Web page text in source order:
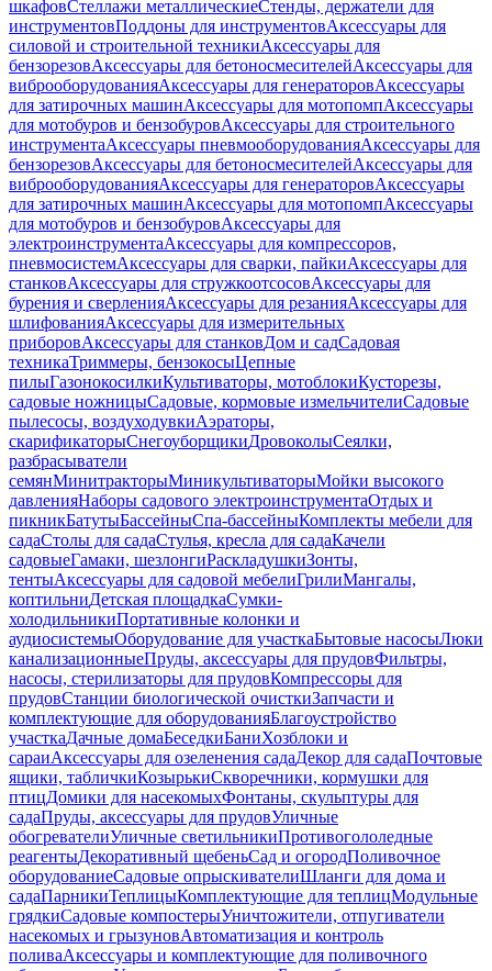
шкафовСтеллажи металлическиеСтенды, держатели для
инструментовПоддоны для инструментовАксессуары для
силовой и строительной техникиАксессуары для
бензорезовАксессуары для бетоносмесителейАксессуары для
виброоборудованияАксессуары для генераторовАксессуары
для затирочных машинАксессуары для мотопомпАксессуары
для мотобуров и бензобуровАксессуары для строительного
инструментаАксессуары пневмооборудованияАксессуары для
бензорезовАксессуары для бетоносмесителейАксессуары для
виброоборудованияАксессуары для генераторовАксессуары
для затирочных машинАксессуары для мотопомпАксессуары
для мотобуров и бензобуровАксессуары для
электроинструментаАксессуары для компрессоров,
пневмосистемАксессуары для сварки, пайкиАксессуары для
станковАксессуары для стружкоотсосовАксессуары для
бурения и сверленияАксессуары для резанияАксессуары для
шлифованияАксессуары для измерительных
приборовАксессуары для станковДом и садСадовая
техникаТриммеры, бензокосыЦепные
пилыГазонокосилкиКультиваторы, мотоблокиКусторезы,
садовые ножницыСадовые, кормовые измельчителиСадовые
пылесосы, воздуходувкиАэраторы,
скарификаторыСнегоуборщикиДровоколыСеялки,
разбрасыватели
семянМинитракторыМиникультиваторыМойки высокого
давленияНаборы садового электроинструментаОтдых и
пикникБатутыБассейныСпа-бассейныКомплекты мебели для
садаСтолы для садаСтулья, кресла для садаКачели
садовыеГамаки, шезлонгиРаскладушкиЗонты,
тентыАксессуары для садовой мебелиГрилиМангалы,
коптильниДетская площадкаСумки-
холодильникиПортативные колонки и
аудиосистемыОборудование для участкаБытовые насосыЛюки
канализационныеПруды, аксессуары для прудовФильтры,
насосы, стерилизаторы для прудовКомпрессоры для
прудовСтанции биологической очисткиЗапчасти и
комплектующие для оборудованияБлагоустройство
участкаДачные домаБеседкиБаниХозблоки и
сараиАксессуары для озеленения садаДекор для садаПочтовые
ящики, табличкиКозырькиСкворечники, кормушки для
птицДомики для насекомыхФонтаны, скульптуры для
садаПруды, аксессуары для прудовУличные
обогревателиУличные светильникиПротивогололедные
реагентыДекоративный щебеньСад и огородПоливочное
оборудованиеСадовые опрыскивателиШланги для дома и
садаПарникиТеплицыКомплектующие для теплицМодульные
грядкиСадовые компостерыУничтожители, отпугиватели
насекомых и грызуновАвтоматизация и контроль
поливаАксессуары и комплектующие для поливочного